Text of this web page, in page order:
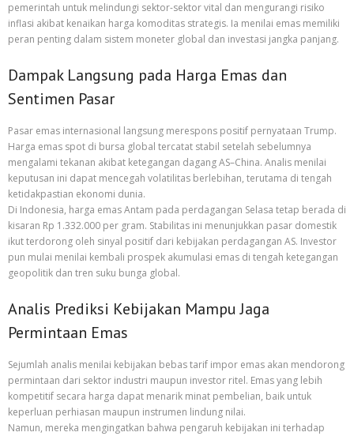
pemerintah untuk melindungi sektor-sektor vital dan mengurangi risiko
inflasi akibat kenaikan harga komoditas strategis. Ia menilai emas memiliki
peran penting dalam sistem moneter global dan investasi jangka panjang.
Dampak Langsung pada Harga Emas dan
Sentimen Pasar
Pasar emas internasional langsung merespons positif pernyataan Trump.
Harga emas spot di bursa global tercatat stabil setelah sebelumnya
mengalami tekanan akibat ketegangan dagang AS–China. Analis menilai
keputusan ini dapat mencegah volatilitas berlebihan, terutama di tengah
ketidakpastian ekonomi dunia.
Di Indonesia, harga emas Antam pada perdagangan Selasa tetap berada di
kisaran Rp 1.332.000 per gram. Stabilitas ini menunjukkan pasar domestik
ikut terdorong oleh sinyal positif dari kebijakan perdagangan AS. Investor
pun mulai menilai kembali prospek akumulasi emas di tengah ketegangan
geopolitik dan tren suku bunga global.
Analis Prediksi Kebijakan Mampu Jaga
Permintaan Emas
Sejumlah analis menilai kebijakan bebas tarif impor emas akan mendorong
permintaan dari sektor industri maupun investor ritel. Emas yang lebih
kompetitif secara harga dapat menarik minat pembelian, baik untuk
keperluan perhiasan maupun instrumen lindung nilai.
Namun, mereka mengingatkan bahwa pengaruh kebijakan ini terhadap